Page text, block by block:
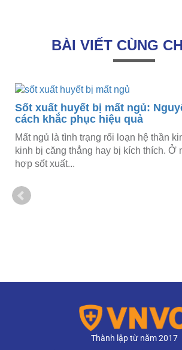
BÀI VIẾT CÙNG
Sốt xuất huyết bị mất ngủ:
cách khắc phục hiệu quả
Mất ngủ là tình trạng rối loạn hệ thần
kinh bị căng thẳng hay bị kích thích. Ở
hợp sốt xuất...
Thành lập từ năm 2017